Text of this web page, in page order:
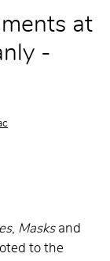
at
-
, Masksand
to the